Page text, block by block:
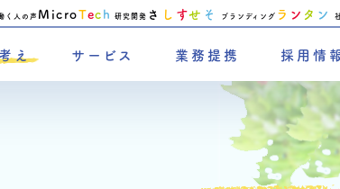
え サービス 業務提携 採用情
く人の声 MicroTec h 研究開発 さ し すせ そ ブランディング ラ ン タ ン